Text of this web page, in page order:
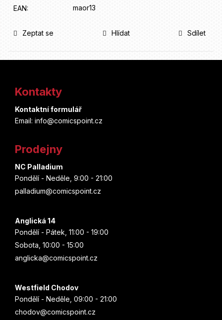
EAN: maor13
Zeptat se Hlídat Sdílet
Kontakty
Kontaktní formulář
Email: info@comicspoint.cz
Prodejny
NC Palladium
Pondělí - Neděle, 9:00 - 21:00
palladium@comicspoint.cz
Anglická 14
Pondělí - Pátek, 11:00 - 19:00
Sobota, 10:00 - 15:00
anglicka@comicspoint.cz
Westfield Chodov
Pondělí - Neděle, 09:00 - 21:00
chodov@comicspoint.cz